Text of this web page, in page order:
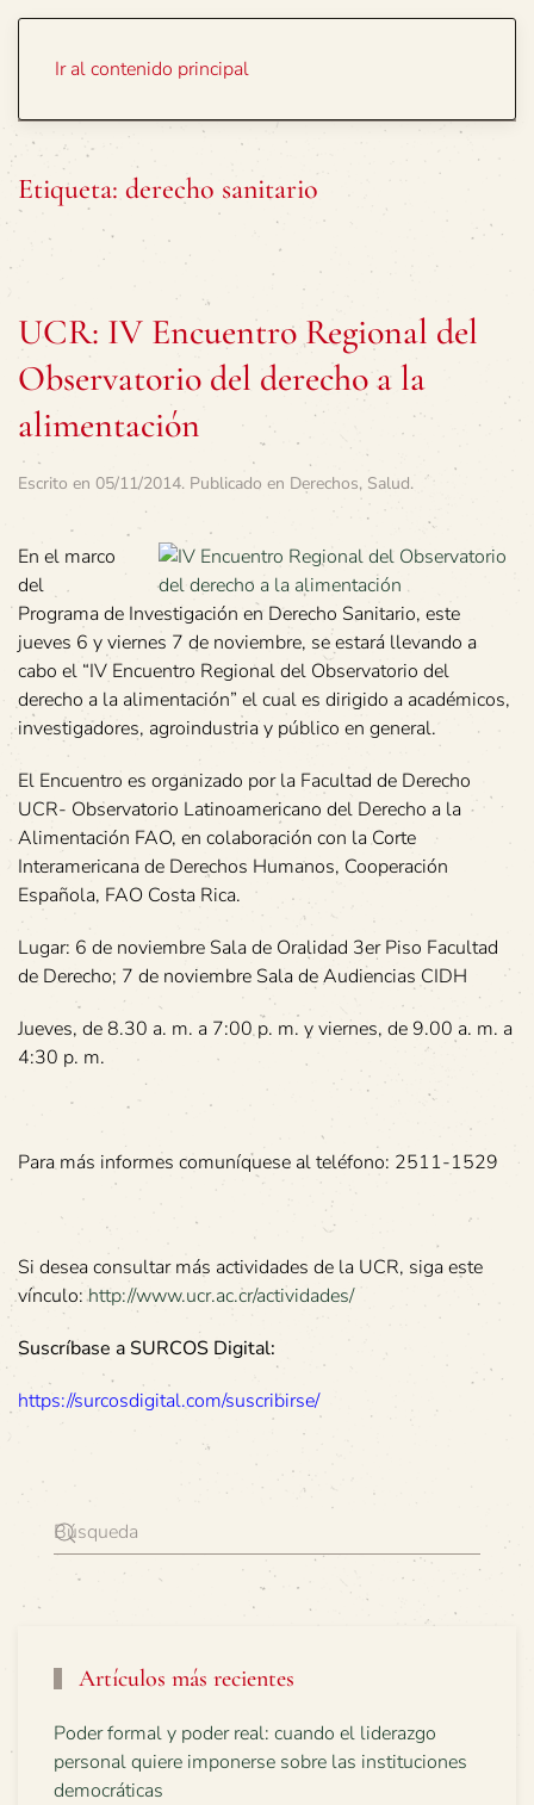
Ir al contenido principal
Etiqueta: derecho sanitario
UCR: IV Encuentro Regional del
Observatorio del derecho a la
alimentación
Escrito en 05/11/2014. Publicado en Derechos, Salud.
En el marco
del
Programa de Investigación en Derecho Sanitario, este
jueves 6 y viernes 7 de noviembre, se estará llevando a
cabo el “IV Encuentro Regional del Observatorio del
derecho a la alimentación” el cual es dirigido a académicos,
investigadores, agroindustria y público en general.
El Encuentro es organizado por la Facultad de Derecho
UCR- Observatorio Latinoamericano del Derecho a la
Alimentación FAO, en colaboración con la Corte
Interamericana de Derechos Humanos, Cooperación
Española, FAO Costa Rica.
Lugar: 6 de noviembre Sala de Oralidad 3er Piso Facultad
de Derecho; 7 de noviembre Sala de Audiencias CIDH
Jueves, de 8.30 a. m. a 7:00 p. m. y viernes, de 9.00 a. m. a
4:30 p. m.
Para más informes comuníquese al teléfono: 2511-1529
Si desea consultar más actividades de la UCR, siga este
vínculo:http://www.ucr.ac.cr/actividades/
Suscríbase a SURCOS Digital:
https://surcosdigital.com/suscribirse/
Artículos más recientes
Poder formal y poder real: cuando el liderazgo
personal quiere imponerse sobre las instituciones
democráticas